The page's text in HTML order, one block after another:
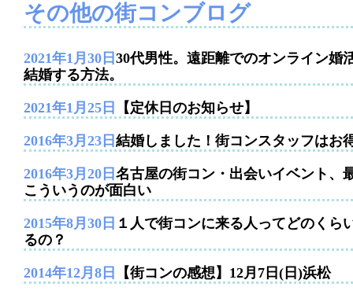
その他の街コンブログ
2021年1月30日 30代男性。遠距離でのオンライン婚
結婚する方法。
2021年1月25日 【定休日のお知らせ】
2016年3月23日 結婚しました！街コンスタッフはお
2016年3月20日 名古屋の街コン・出会いイベント、
こういうのが面白い
2015年8月30日 １人で街コンに来る人ってどのくら
るの？
2014年12月8日 【街コンの感想】12月7日(日)浜松